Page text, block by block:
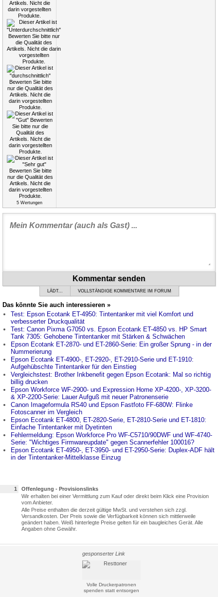
5 Wertungen
Kommentar senden
LÄDT... VOLLSTÄNDIGE KOMMENTARE IM FORUM
Das könnte Sie auch interessieren »
Test: Epson Ecotank ET-4950: Tintentanker mit viel Komfort und
verbesserter Druckqualität
Test: Canon Pixma G7050 vs. Epson Ecotank ET-4850 vs. HP Smart
Tank 7305: Gehobene Tintentanker mit Stärken & Schwächen
Epson Ecotank ET-2870- und ET-2860-Serie: Ein großer Sprung - in der
Nummerierung
Epson Ecotank ET-4900-, ET-2920-, ET-2910-Serie und ET-1910:
Aufgehübschte Tintentanker für den Einstieg
Vergleichstest: Brother Inkbenefit gegen Epson Ecotank: Mal so richtig
billig drucken
Epson Workforce WF-2900- und Expression Home XP-4200-, XP-3200-
& XP-2200-Serie: Lauer Aufguß mit neuer Patronenserie
Canon Imageformula RS40 und Epson Fastfoto FF-680W: Flinke
Fotoscanner im Vergleich
Epson Ecotank ET-4800, ET-2820-Serie, ET-2810-Serie und ET-1810:
Einfache Tintentanker mit Dyetinten
Fehlermeldung: Epson Workforce Pro WF-C5710/90DWF und WF-4740-
Serie: "Wichtiges Firmwareupdate" gegen Scannerfehler 100016?
Epson Ecotank ET-4950-, ET-3950- und ET-2950-Serie: Duplex-ADF hält
in der Tintentanker-Mittelklasse Einzug
1
Offenlegung - Provisionslinks
Wir erhalten bei einer Vermittlung zum Kauf oder direkt beim Klick eine Provision
vom Anbieter.
Alle Preise enthalten die derzeit gültige MwSt. und verstehen sich zzgl.
Versandkosten. Der Preis sowie die Verfügbarkeit können sich mittlerweile
geändert haben. Weiß hinterlegte Preise gelten für ein baugleiches Gerät. Alle
Angaben ohne Gewähr.
gesponserter Link
Volle Druckerpatronen
spenden statt entsorgen